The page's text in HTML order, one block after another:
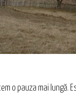
o pauza mai lungă.